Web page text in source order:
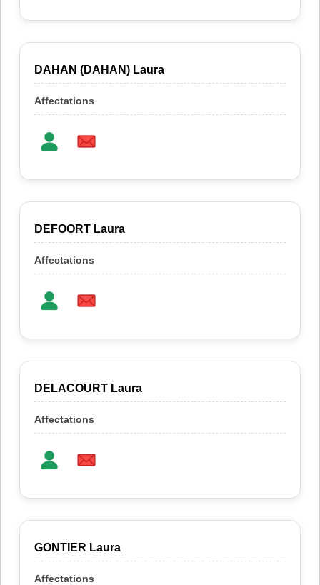
DAHAN (DAHAN) Laura
DEFOORT Laura
DELACOURT Laura
GONTIER Laura